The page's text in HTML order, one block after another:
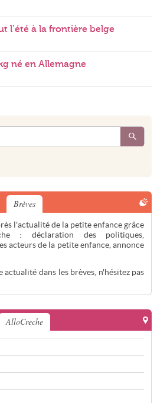
l’été à la frontière belge
né en Allemagne
Brèves
l'actualité de la petite enfance grâce
: déclaration des politiques,
acteurs de la petite enfance, annonce
actualité dans les brèves, n'hésitez pas
AlloCreche